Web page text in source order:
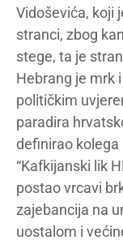
Vidoševića, koji
stranci, zbog
stege, ta je
Hebrang je mrk
političkim
paradira
definirao kolega
“Kafkijanski lik
postao vrcavi
zajebancija na
uostalom i